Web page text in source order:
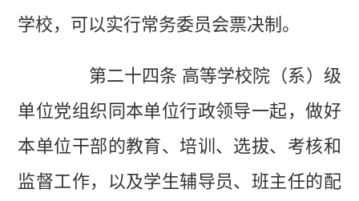
学校，可以实行常务委员会票决制。
第二十四条 高等学校院（系）级
单位党组织同本单位行政领导一起，做好
本单位干部的教育、培训、选拔、考核和
监督工作，以及学生辅导员、班主任的配